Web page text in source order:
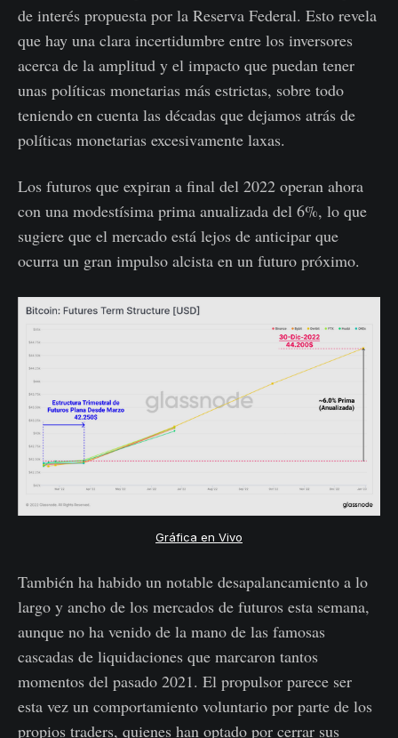
de interés propuesta por la Reserva Federal. Esto revela
que hay una clara incertidumbre entre los inversores
acerca de la amplitud y el impacto que puedan tener
unas políticas monetarias más estrictas, sobre todo
teniendo en cuenta las décadas que dejamos atrás de
políticas monetarias excesivamente laxas.
Los futuros que expiran a final del 2022 operan ahora
con una modestísima prima anualizada del 6%, lo que
sugiere que el mercado está lejos de anticipar que
ocurra un gran impulso alcista en un futuro próximo.
Gráfica en Vivo
También ha habido un notable desapalancamiento a lo
largo y ancho de los mercados de futuros esta semana,
aunque no ha venido de la mano de las famosas
cascadas de liquidaciones que marcaron tantos
momentos del pasado 2021. El propulsor parece ser
esta vez un comportamiento voluntario por parte de los
propios traders, quienes han optado por cerrar sus